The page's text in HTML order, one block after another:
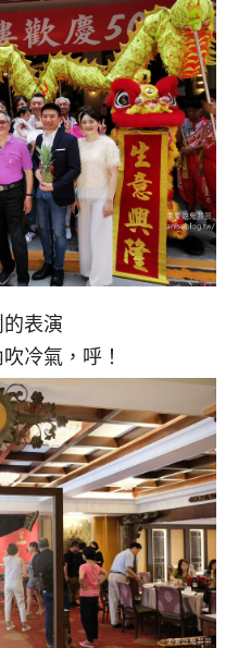
表演
冷氣，呼！